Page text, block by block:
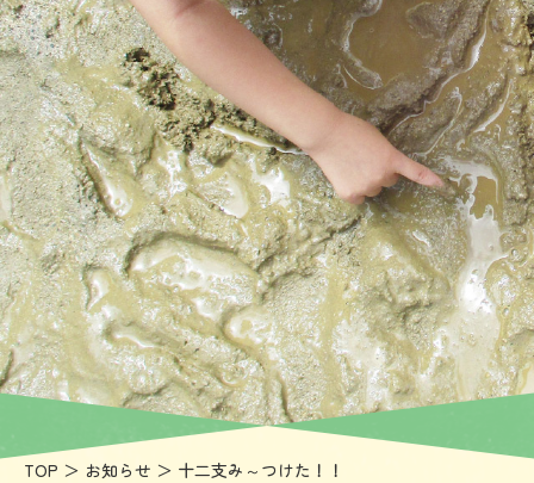
定
こ
ど
も
園
大
阪
常
磐
会
大
学
TOP ＞ お知らせ ＞ 十二支み～つけた！！